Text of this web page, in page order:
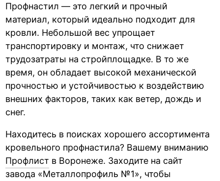
Профнастил — это легкий и прочный
материал, который идеально подходит для
кровли. Небольшой вес упрощает
транспортировку и монтаж, что снижает
трудозатраты на стройплощадке. В то же
время, он обладает высокой механической
прочностью и устойчивостью к воздействию
внешних факторов, таких как ветер, дождь и
снег.
Находитесь в поисках хорошего ассортимента
кровельного профнастила? Вашему вниманию
Профлист в Воронеже. Заходите на сайт
завода «Металлопрофиль №1», чтобы